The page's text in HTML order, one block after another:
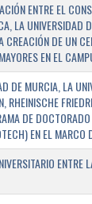
ENTRE EL
LA UNIVERSIDAD
DE UN
EN EL
DE MURCIA, LA
RHEINISCHE
DE
EN EL MARCO